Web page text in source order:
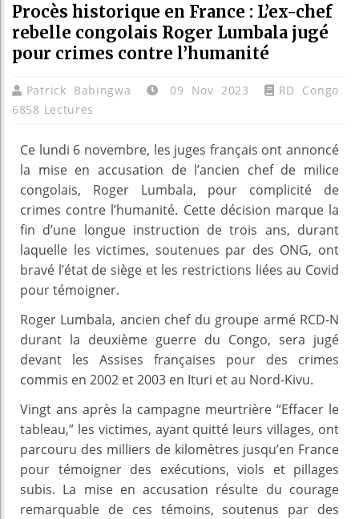
Procès historique en France : L’ex-chef
rebelle congolais Roger Lumbala jugé
pour crimes contre l’humanité
Patrick Babingwa 09 Nov 2023
RD Congo
6858 Lectures
Ce lundi 6 novembre, les juges français ont annoncé
la mise en accusation de l’ancien chef de milice
congolais, Roger Lumbala, pour complicité de
crimes contre l’humanité. Cette décision marque la
fin d’une longue instruction de trois ans, durant
laquelle les victimes, soutenues par des ONG, ont
bravé l’état de siège et les restrictions liées au Covid
pour témoigner.
Roger Lumbala, ancien chef du groupe armé RCD-N
durant la deuxième guerre du Congo, sera jugé
devant les Assises françaises pour des crimes
commis en 2002 et 2003 en Ituri et au Nord-Kivu.
Vingt ans après la campagne meurtrière “Effacer le
tableau,” les victimes, ayant quitté leurs villages, ont
parcouru des milliers de kilomètres jusqu’en France
pour témoigner des exécutions, viols et pillages
subis. La mise en accusation résulte du courage
remarquable de ces témoins, soutenus par des